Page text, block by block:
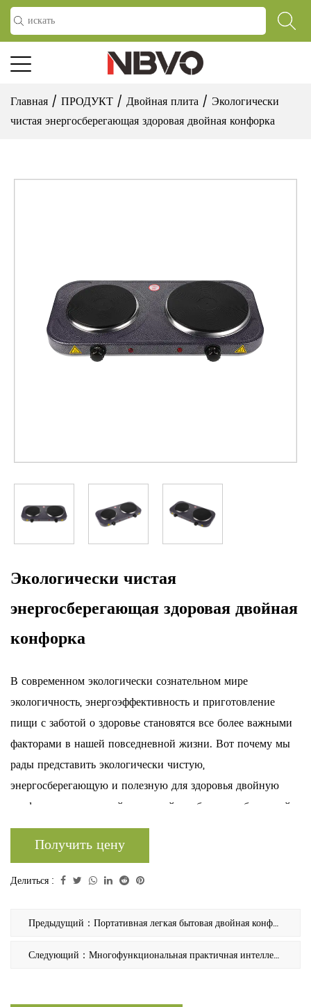
Главная / ПРОДУКТ / Двойная плита / Экологически
чистая энергосберегающая здоровая двойная конфорка
Экологически чистая
энергосберегающая здоровая двойная
конфорка
В современном экологически сознательном мире
экологичность, энергоэффективность и приготовление
пищи с заботой о здоровье становятся все более важными
факторами в нашей повседневной жизни. Вот почему мы
рады представить экологически чистую,
энергосберегающую и полезную для здоровья двойную
конфорку — передовой кухонный прибор, разработанный
для удовлетворения потребностей домохозяйств,
заботящихся об экологии. В этом подробном
представлении продукта мы рассмотрим ключевые
особенности и преимущества этой инновационной
экологически чистых материалов, энергосберегающий
дизайн и пропаганду здорового приготовления пищи.
Получить цену
Делиться :
Предыдущий：Портативная легкая бытовая двойная конфорка
Следующий：Многофункциональная практичная интеллектуальная двойная конфорка.